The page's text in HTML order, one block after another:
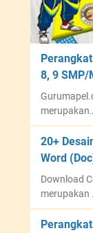
8, 9 SMP/
20+
Word
Download
merupakan